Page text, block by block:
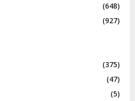
(648)
(927)
(375)
(47)
(5)